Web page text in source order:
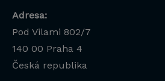
Adresa:
Pod Vilami 802/7
140 00 Praha 4
Česká republika